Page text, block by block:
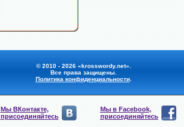
© 2010 - 2026 «krosswordy.net».
Все права защищены.
Политика конфиденциальности.
Мы ВКонтакте,
присоединяйтесь
Мы в Facebook,
присоединяйтесь